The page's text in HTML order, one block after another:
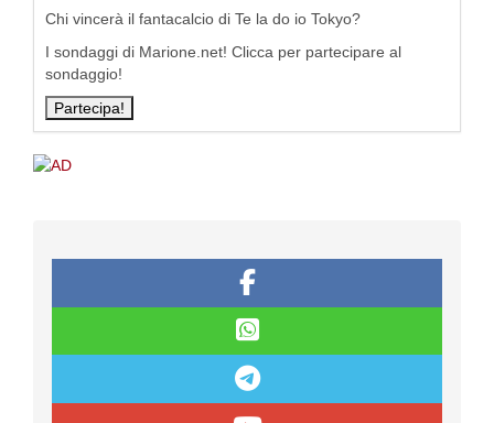
Chi vincerà il fantacalcio di Te la do io Tokyo?
I sondaggi di Marione.net! Clicca per partecipare al
sondaggio!